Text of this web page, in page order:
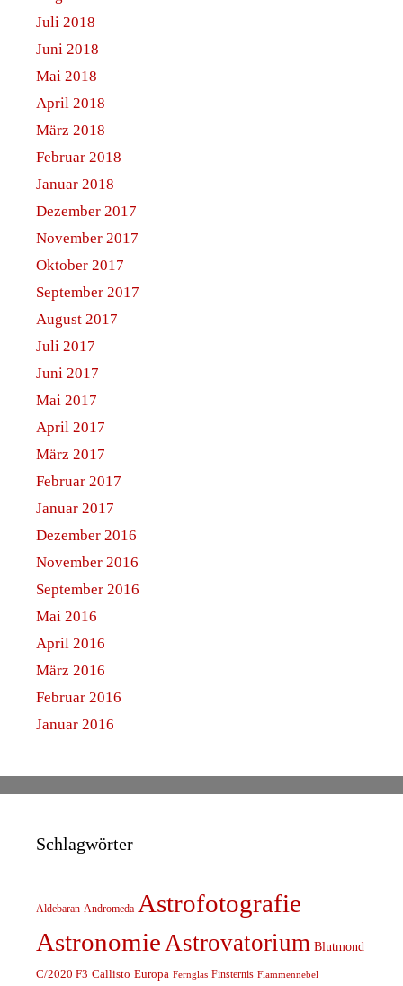
Juli 2018
Juni 2018
Mai 2018
April 2018
März 2018
Februar 2018
Januar 2018
Dezember 2017
November 2017
Oktober 2017
September 2017
August 2017
Juli 2017
Juni 2017
Mai 2017
April 2017
März 2017
Februar 2017
Januar 2017
Dezember 2016
November 2016
September 2016
Mai 2016
April 2016
März 2016
Februar 2016
Januar 2016
Schlagwörter
Aldebaran Andromeda Astrofotografie
AstronomieAstrovatorium Blutmond
C/2020 F3 Callisto Europa Fernglas Finsternis Flammennebel